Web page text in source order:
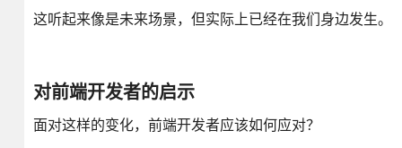
这听起来像是未来场景，但实际上已经在我们身边发生。
对前端开发者的启示
面对这样的变化，前端开发者应该如何应对？